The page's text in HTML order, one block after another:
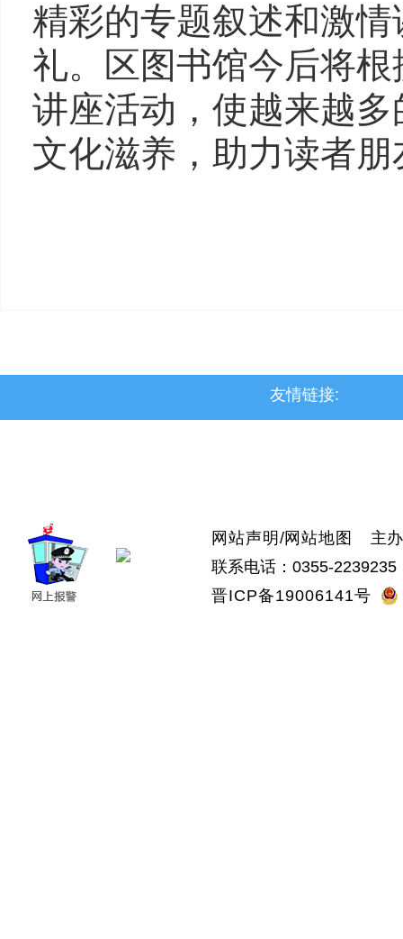
精彩的专题叙述和激
礼。区图书馆今后将
讲座活动，使越来越
文化滋养，助力读者
友情链接:
网站声明 /网站地图
主办
联系电话：0355-
晋ICP备19006141号